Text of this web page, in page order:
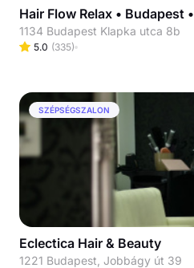
Hair Flow Relax • Budapest •
1134 Budapest Klapka utca 8b
5.0 (335)
SZÉPSÉGSZALON
Eclectica Hair & Beauty
1221 Budapest, Jobbágy út 39